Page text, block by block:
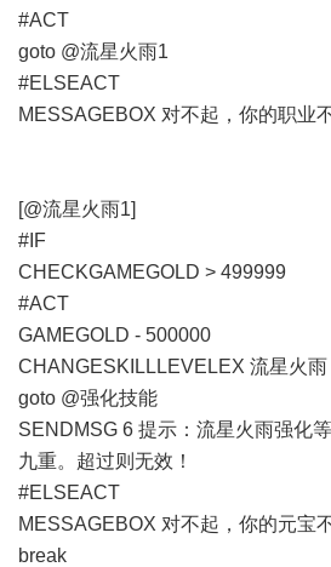
#ACT
goto @流星火雨1
#ELSEACT
MESSAGEBOX 对不起，你的职业不
[@流星火雨1]
#IF
CHECKGAMEGOLD > 499999
#ACT
GAMEGOLD - 500000
CHANGESKILLLEVELEX 流星火雨
goto @强化技能
SENDMSG 6 提示：流星火雨强化
九重。超过则无效！
#ELSEACT
MESSAGEBOX 对不起，你的元宝
break